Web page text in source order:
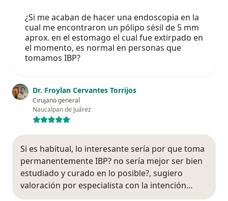
¿Si me acaban de hacer una endoscopia en la
cual me encontraron un pólipo sésil de 5 mm
aprox. en el estomago el cual fue extirpado en
el momento, es normal en personas que
tomamos IBP?
Dr. Froylan Cervantes Torrijos
Cirujano general
Naucalpan de Juárez
Si es habitual, lo interesante sería por que toma
permanentemente IBP? no sería mejor ser bien
estudiado y curado en lo posible?, sugiero
valoración por especialista con la intención…